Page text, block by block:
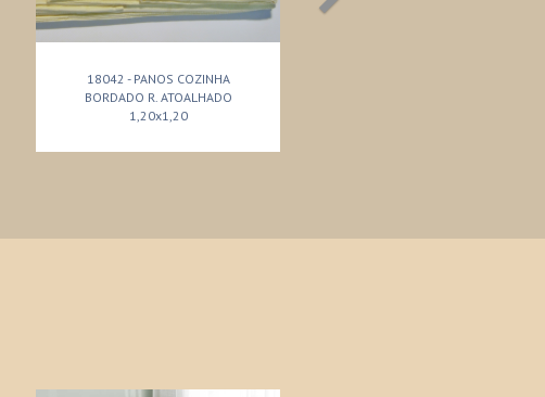
18042 - PANOS COZINHA
BORDADO R. ATOALHADO
1,20x1,20